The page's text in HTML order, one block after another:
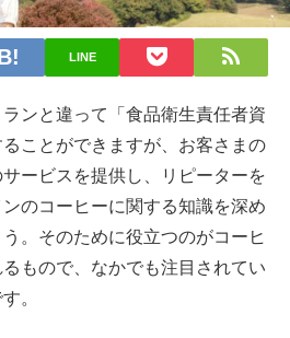
LINE
ンと違って「食品衛生責任者資
ことができますが、お客さまの
サービスを提供し、リピーターを
のコーヒーに関する知識を深め
。そのために役立つのがコーヒ
もので、なかでも注目されてい
。